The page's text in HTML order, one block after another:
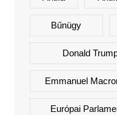
Bűnügy
Donald
Emmanuel
Európai